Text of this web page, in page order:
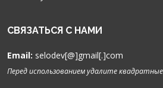
СВЯЗАТЬСЯ С НАМИ
Email: selodev[@]gmail[.]com
Перед использованием удалите